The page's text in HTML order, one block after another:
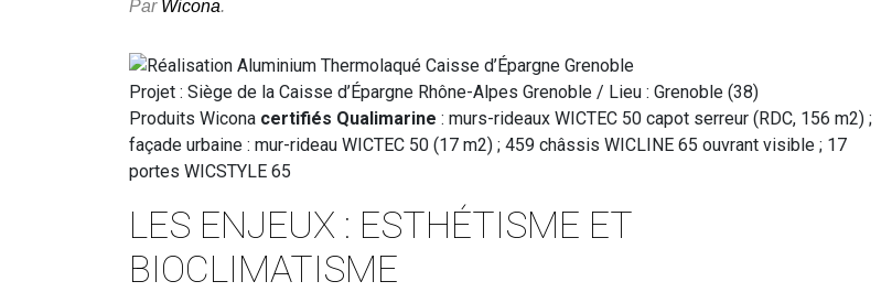
Par Wicona.
Projet : Siège de la Caisse d’Épargne Rhône-Alpes Grenoble / Lieu : Grenoble (38)
Produits Wicona certifiés Qualimarine : murs-rideaux WICTEC 50 capot serreur (RDC, 156 m2) ;
façade urbaine : mur-rideau WICTEC 50 (17 m2) ; 459 châssis WICLINE 65 ouvrant visible ; 17
portes WICSTYLE 65
LES ENJEUX : ESTHÉTISME ET
BIOCLIMATISME